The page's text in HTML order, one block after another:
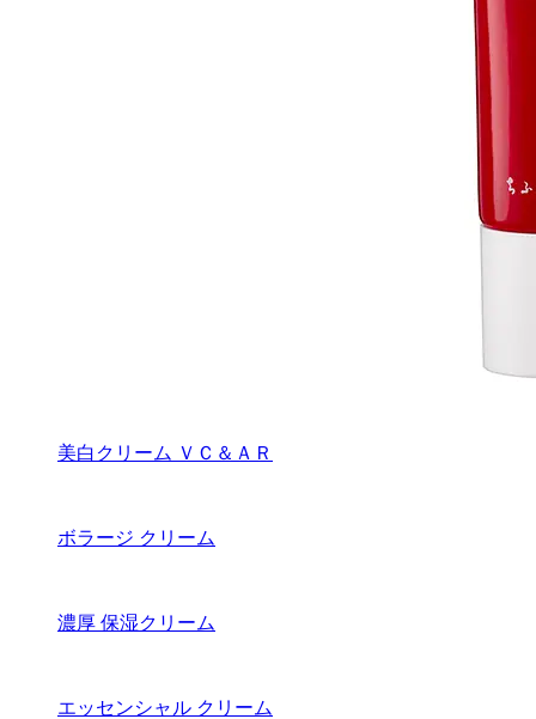
美白クリーム ＶＣ＆ＡＲ
ボラージ クリーム
濃厚 保湿クリーム
エッセンシャル クリーム